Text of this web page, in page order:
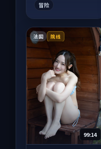
冒险
法国 院线
99:14